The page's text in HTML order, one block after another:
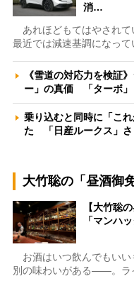
消…
あれほどもてはやされて
最近では減速基調になっ
《雪道の対応力を検証
ー」の真価 「ターボ
乗り込むと同時に「こ
た 「日産ルークス」
大竹聡の「昼酒御免
【大竹聡
「マンハ
お酒はいつ飲んでもいい
別の味わいがある――。ラ